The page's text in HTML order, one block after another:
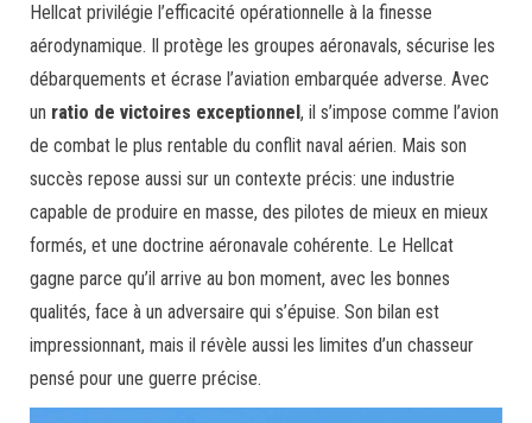
Hellcat privilégie l’efficacité opérationnelle à la finesse
aérodynamique. Il protège les groupes aéronavals, sécurise les
débarquements et écrase l’aviation embarquée adverse. Avec
un ratio de victoires exceptionnel, il s’impose comme l’avion
de combat le plus rentable du conflit naval aérien. Mais son
succès repose aussi sur un contexte précis: une industrie
capable de produire en masse, des pilotes de mieux en mieux
formés, et une doctrine aéronavale cohérente. Le Hellcat
gagne parce qu’il arrive au bon moment, avec les bonnes
qualités, face à un adversaire qui s’épuise. Son bilan est
impressionnant, mais il révèle aussi les limites d’un chasseur
pensé pour une guerre précise.